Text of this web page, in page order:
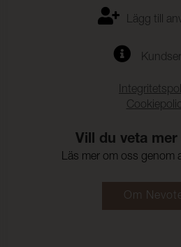
Lägg till
Vill du veta
Läs mer om oss genom
Om